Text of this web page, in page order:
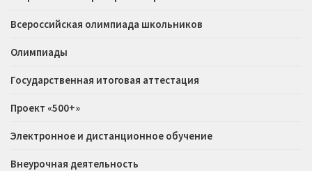
Всероссийская олимпиада школьников
Олимпиады
Государственная итоговая аттестация
Проект «500+»
Электронное и дистанционное обучение
Внеурочная деятельность